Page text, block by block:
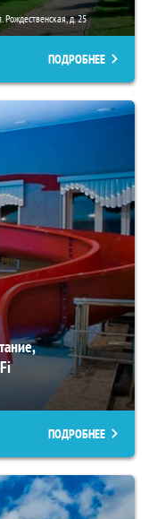
д. 25
ПОДРОБНЕЕ
ПОДРОБНЕЕ